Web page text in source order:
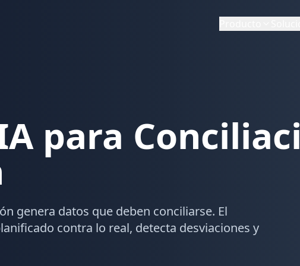
para
genera datos que deben conciliarse. El
contra lo real, detecta desviaciones y